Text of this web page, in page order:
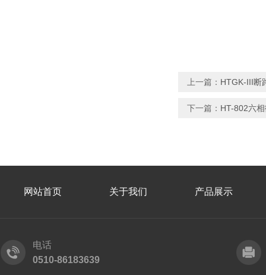
上一篇： HTGK-III断
下一篇： HT-802六
网站首页 关于我们 产品展示
电话
0510-86183639